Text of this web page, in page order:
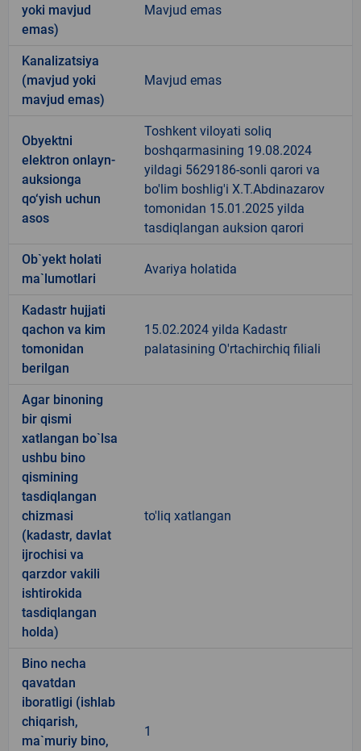
yoki mavjud
emas)
Mavjud emas
Kanalizatsiya
(mavjud yoki
mavjud emas)
Mavjud emas
Obyektni
elektron onlayn-
auksionga
qo‘yish uchun
asos
Toshkent viloyati soliq
boshqarmasining 19.08.2024
yildagi 5629186-sonli qarori va
bo'lim boshlig'i X.T.Abdinazarov
tomonidan 15.01.2025 yilda
tasdiqlangan auksion qarori
Ob`yekt holati
ma`lumotlari
Avariya holatida
Kadastr hujjati
qachon va kim
tomonidan
berilgan
15.02.2024 yilda Kadastr
palatasining O'rtachirchiq filiali
Agar binoning
bir qismi
xatlangan bo`lsa
ushbu bino
qismining
tasdiqlangan
chizmasi
(kadastr, davlat
ijrochisi va
qarzdor vakili
ishtirokida
tasdiqlangan
holda)
to'liq xatlangan
Bino necha
qavatdan
iboratligi (ishlab
chiqarish,
ma`muriy bino,
1